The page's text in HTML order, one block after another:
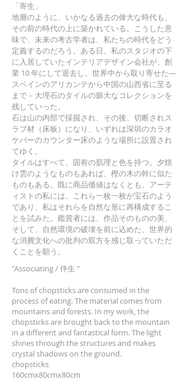
「寄生」
地層のように、いかなる過去の偉大な時代も、
その前の時代の上に築かれている。こうした意
味で、未来の考古学者は、私たちの時代をどう
定義するのだろう。ある日、私のスタジオの下
に入居していたインテリアデザイン会社が、創
業 10 年にして退去し、世界中から取り寄せた―
スペインのアリカンテから中国の山西省に至る
まで－大理石のタイルの膨大なコレクションを
残していった。
石は山の内部で採掘され、その後、切断されス
ラブ材（床板）になり、いずれは深圳のカラオ
ケバーのカウンター床のような場所に設置され
てゆく。
タイルはすべて、固有の肌理と色を持つ。夕焼
け雲のようなものもあれば、樫の木の幹に似た
ものもある。既に商品価値はなくとも、アーテ
ィストの私には、これら一枚一枚が宝石のよう
であり、私はそれらを自然な形に再構成するこ
とを試みた。鑑賞者には、作品そのものの美、
そして、自然環境の破壊を前に込めた、世界的
な消費文化への批判の双方を感じ取っていただ
くことを願う。
"Associating / 伴生 "
Tons of chopsticks are consumed in the
process of eating. The material comes from
mountains and forests. In my work, the
chopsticks are brought back to the mountain
in a different and fantastical form. The light
shines through the structures and makes
crystal shadows on the ground.
chopsticks
160cmx80cmx80cm